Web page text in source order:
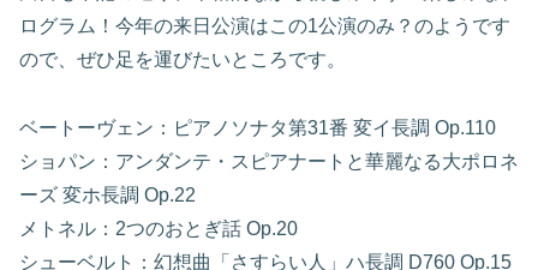
ログラム！今年の来日公演はこの1公演のみ？のようです
ので、ぜひ足を運びたいところです。
ベートーヴェン：ピアノソナタ第31番 変イ長調 Op.110
ショパン：アンダンテ・スピアナートと華麗なる大ポロネ
ーズ 変ホ長調 Op.22
メトネル：2つのおとぎ話 Op.20
シューベルト：幻想曲「さすらい人」ハ長調 D760 Op.15